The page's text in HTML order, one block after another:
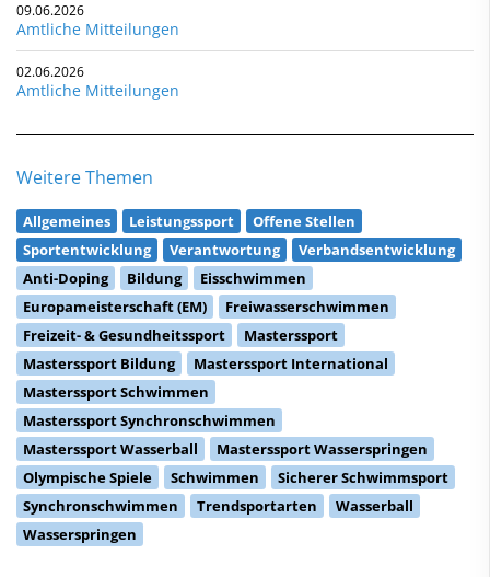
09.06.2026
Amtliche Mitteilungen
02.06.2026
Amtliche Mitteilungen
Weitere Themen
Allgemeines Leistungssport
Offene Stellen
Sportentwicklung
Verantwortung
Verbandsentwicklung
Anti-Doping
Bildung
Eisschwimmen
Europameisterschaft (EM)
Freiwasserschwimmen
Freizeit- & Gesundheitssport
Masterssport
Masterssport Bildung
Masterssport International
Masterssport Schwimmen
Masterssport Synchronschwimmen
Masterssport Wasserball
Masterssport Wasserspringen
Olympische Spiele
Schwimmen
Sicherer Schwimmsport
Synchronschwimmen
Trendsportarten
Wasserball
Wasserspringen